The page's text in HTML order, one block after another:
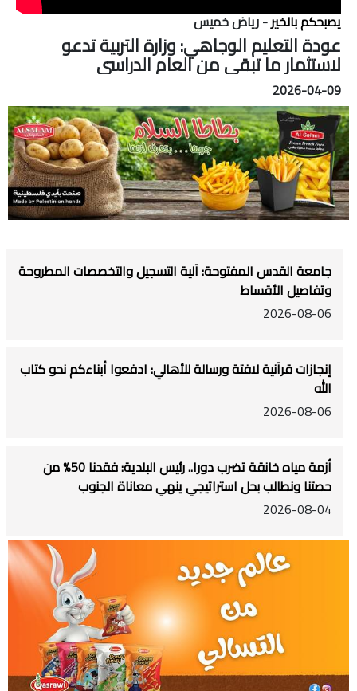
يصبحكم بالخير- رياض خميس
عودة التعليم الوجاهي: وزارة التربية تدعو
لاستثمار ما تبقى من العام الدراسي
2026-04-09
جامعة القدس المفتوحة: آلية التسجيل والتخصصات المطروحة
وتفاصيل الأقساط
2026-08-06
إنجازات قرآنية لافتة ورسالة للأهالي: ادفعوا أبناءكم نحو كتاب
الله
2026-08-06
أزمة مياه خانقة تضرب دورا.. رئيس البلدية: فقدنا 50% من
حصتنا ونطالب بحل استراتيجي ينهي معاناة الجنوب
2026-08-04